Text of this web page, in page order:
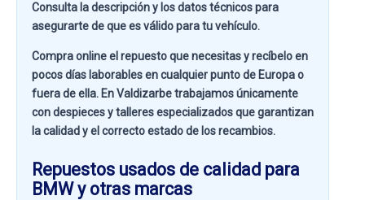
Consulta la descripción y los datos técnicos para
asegurarte de que es válido para tu vehículo.
Compra online el repuesto que necesitas y recíbelo en
pocos días laborables en cualquier punto de Europa o
fuera de ella. EnValdizarbetrabajamos únicamente
con despieces y talleres especializados que garantizan
la calidad y el correcto estado de los recambios.
Repuestos usados de calidad para
BMW y otras marcas